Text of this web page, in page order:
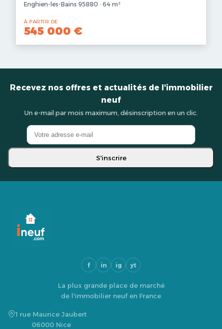
Enghien-les-Bains 95880 · 64 m²
À PARTIR DE
545 000 €
Recevez nos offres et actualités de l'immobilier
neuf
Un e-mail par mois maximum, désinscription en un clic.
S'inscrire
f in ig yt
La plus grande place de marché
de l'immobilier neuf en France
1 rue Maurice Jaubert
06000 Nice